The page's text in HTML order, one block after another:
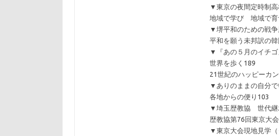
▼東京の夜間定時制
地域で学び 地域で
▼堺平和のための戦
平和を願う未邦訳の
▼『あの５月のイチゴ
世界を歩く189
21世紀のハッピーカ
▼ありのままの自分
各地からの便り103
▼埼玉歴教協 世代継
歴教協第76回東京大
▼東京大会現地見学（